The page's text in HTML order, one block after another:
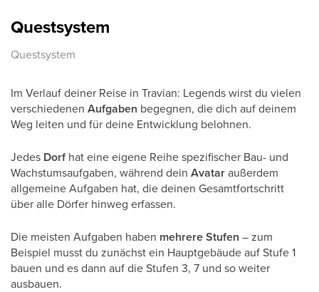
Questsystem
Questsystem
Im Verlauf deiner Reise in Travian: Legends wirst du vielen
verschiedenen Aufgaben begegnen, die dich auf deinem
Weg leiten und für deine Entwicklung belohnen.
Jedes Dorfhat eine eigene Reihe spezifischer Bau- und
Wachstumsaufgaben, während dein Avataraußerdem
allgemeine Aufgaben hat, die deinen Gesamtfortschritt
über alle Dörfer hinweg erfassen.
Die meisten Aufgaben haben mehrere Stufen – zum
Beispiel musst du zunächst ein Hauptgebäude auf Stufe 1
bauen und es dann auf die Stufen 3, 7 und so weiter
ausbauen.